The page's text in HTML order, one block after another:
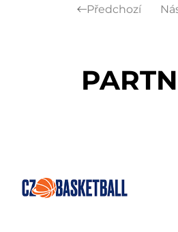
Předchozí